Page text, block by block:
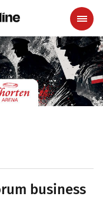
business